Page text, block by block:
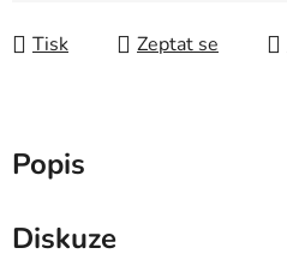
Tisk Zeptat se
Popis
Diskuze